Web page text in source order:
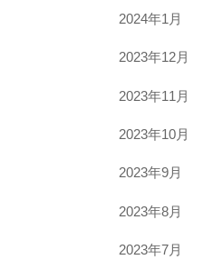
2024年1月
2023年12月
2023年11月
2023年10月
2023年9月
2023年8月
2023年7月